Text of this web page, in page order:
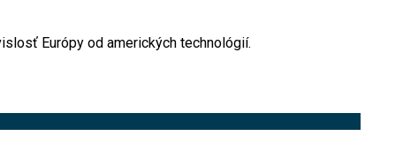
Európy od amerických technológií.